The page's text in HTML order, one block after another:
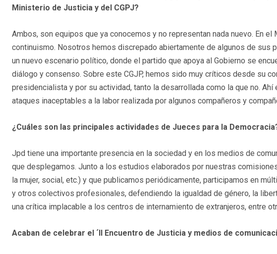
Ministerio de Justicia y del CGPJ?
Ambos, son equipos que ya conocemos y no representan nada nuevo. En
continuismo. Nosotros hemos discrepado abiertamente de algunos de sus
un nuevo escenario político, donde el partido que apoya al Gobierno se
diálogo y consenso. Sobre este CGJP, hemos sido muy críticos desde su
presidencialista y por su actividad, tanto la desarrollada como la que no.
ataques inaceptables a la labor realizada por algunos compañeros y
¿Cuáles son las principales actividades de Jueces para la
Jpd tiene una importante presencia en la sociedad y en los medios de
que desplegamos. Junto a los estudios elaborados por nuestras
la mujer, social, etc.) y que publicamos periódicamente, participamos en
y otros colectivos profesionales, defendiendo la igualdad de género, la
una crítica implacable a los centros de internamiento de extranjeros, entre
Acaban de celebrar el ´II Encuentro de Justicia y medios de